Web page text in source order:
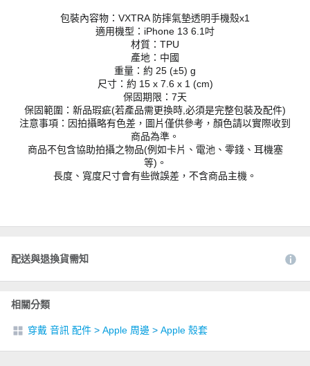
包裝內容物：VXTRA 防摔氣墊透明手機殼x1
適用機型：iPhone 13 6.1吋
材質：TPU
產地：中國
重量：約 25 (±5) g
尺寸：約 15 x 7.6 x 1 (cm)
保固期限：7天
保固範圍：新品瑕疵(若產品需更換時,必須是完整包裝及配件)
注意事項：因拍攝略有色差，圖片僅供參考，顏色請以實際收到
商品為準。
商品不包含協助拍攝之物品(例如卡片、電池、零錢、耳機塞
等)。
長度、寬度尺寸會有些微誤差，不含商品主機。
配送與退換貨需知
相關分類
穿戴 音訊 配件 > Apple 周邊 > Apple 殼套